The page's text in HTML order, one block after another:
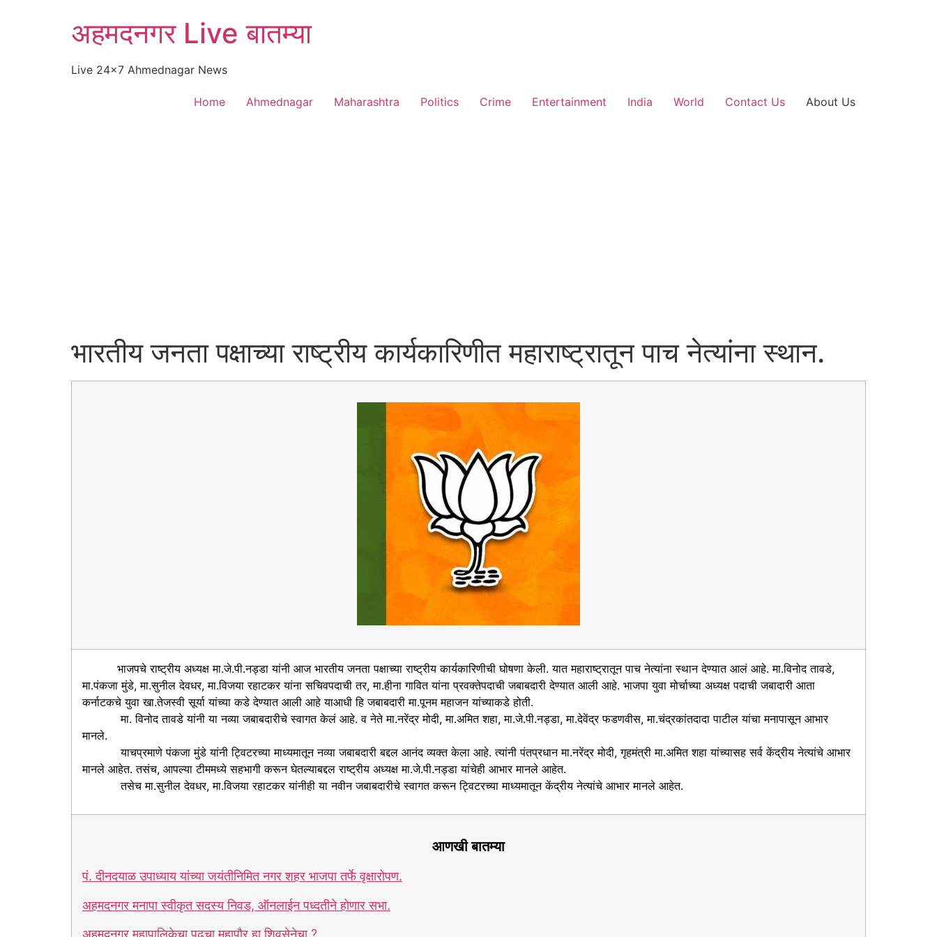
अहमदनगर Live बातम्या
Live 24×7 Ahmednagar News
Home Ahmednagar Maharashtra Politics Crime Entertainment India World Contact Us About Us
भारतीय जनता पक्षाच्या राष्ट्रीय कार्यकारिणीत महाराष्ट्रातून पाच नेत्यांना स्थान.
भाजपचे राष्ट्रीय अध्यक्ष मा.जे.पी.नड्डा यांनी आज भारतीय जनता पक्षाच्या राष्ट्रीय कार्यकारिणीची घोषणा केली. यात महाराष्ट्रातून पाच नेत्यांना स्थान देण्यात आलं आहे. मा.विनोद तावडे,
मा.पंकजा मुंडे, मा.सुनील देवधर, मा.विजया रहाटकर यांना सचिवपदाची तर, मा.हीना गावित यांना प्रवक्तेपदाची जबाबदारी देण्यात आली आहे. भाजपा युवा मोर्चाच्या अध्यक्ष पदाची जबादारी आता
कर्नाटकचे युवा खा.तेजस्वी सूर्या यांच्या कडे देण्यात आली आहे याआधी हि जबाबदारी मा.पूनम महाजन यांच्याकडे होती.
मा. विनोद तावडे यांनी या नव्या जबाबदारीचे स्वागत केलं आहे. व नेते मा.नरेंद्र मोदी, मा.अमित शहा, मा.जे.पी.नड्डा, मा.देवेंद्र फडणवीस, मा.चंद्रकांतदादा पाटील यांचा मनापासून आभार
मानले.
याचप्रमाणे पंकजा मुंडे यांनी ट्विटरच्या माध्यमातून नव्या जबाबदारी बद्दल आनंद व्यक्त केला आहे. त्यांनी पंतप्रधान मा.नरेंद्र मोदी, गृहमंत्री मा.अमित शहा यांच्यासह सर्व केंद्रीय नेत्यांचे आभार
मानले आहेत. तसंच, आपल्या टीममध्ये सहभागी करून घेतल्याबद्दल राष्ट्रीय अध्यक्ष मा.जे.पी.नड्डा यांचेही आभार मानले आहेत.
तसेच मा.सुनील देवधर, मा.विजया रहाटकर यांनीही या नवीन जबाबदारीचे स्वागत करून ट्विटरच्या माध्यमातून केंद्रीय नेत्यांचे आभार मानले आहेत.
आणखी बातम्या
पं. दीनदयाळ उपाध्याय यांच्या जयंतीनिमित नगर शहर भाजपा तर्फे वृक्षारोपण.
अहमदनगर मनापा स्वीकृत सदस्य निवड, ऑनलाईन पध्दतीने होणार सभा.
अहमदनगर महापालिकेचा पुढचा महापाैर हा शिवसेनेचा ?